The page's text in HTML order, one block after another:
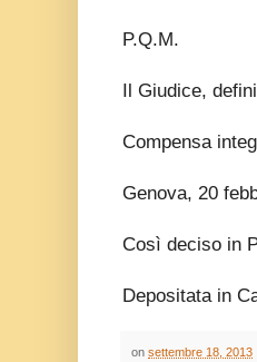
P.Q.M.
Il Giudice,
Compensa
Genova, 20
Così deciso in
Depositata in
on settembre 18, 2013